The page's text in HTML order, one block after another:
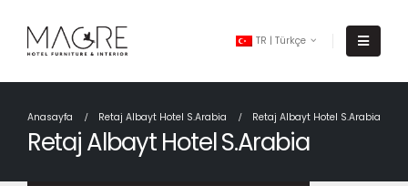
TR | Türkçe
Anasayfa Retaj Albayt Hotel S.Arabia Retaj Albayt Hotel S.Arabia
Retaj Albayt Hotel S.Arabia